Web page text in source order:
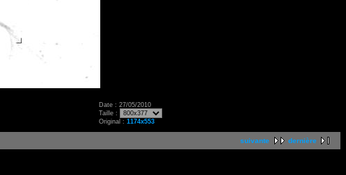
Date : 27/05/2010
Taille :
Original : 1174x553
suivante dernière